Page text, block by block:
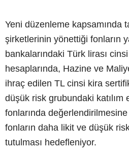
Yeni düzenleme kapsamında
şirketlerinin yönettiği fonların
bankalarındaki Türk lirası
hesaplarında, Hazine ve
ihraç edilen TL cinsi kira
düşük risk grubundaki katılım
fonlarında
fonların daha likit ve düşük
tutulması hedefleniyor.